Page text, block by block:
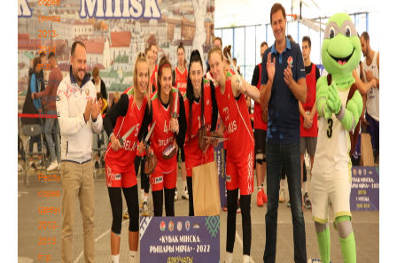
(юноши)
2013-
2014
гг.р.
Республиканские
соревнования
(юноши)
2013-
2014
гг.р.
Республиканские
соревнования
(девушки)
2012-
2013
гг.р.